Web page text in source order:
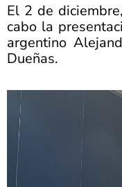
El 2 de
cabo la
argentino
Dueñas.